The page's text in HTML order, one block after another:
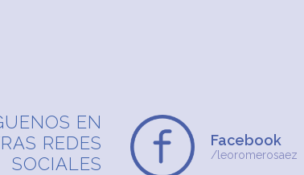
EN
REDES
SOCIALES
Facebook
/leoromerosaez